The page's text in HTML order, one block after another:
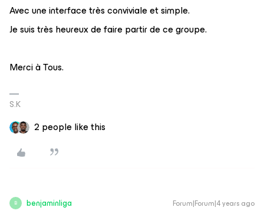
Avec une interface très conviviale et simple.
Je suis très heureux de faire partir de ce groupe.
Merci à Tous.
S.K
2 people like this
B benjaminliga Forum|Forum|4 years ago